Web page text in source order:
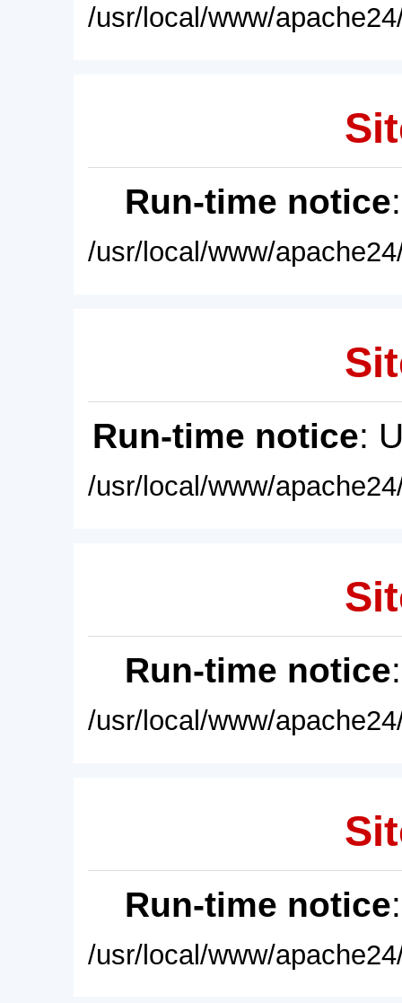
/usr/local/www/
Run-time notice
/usr/local/www/
Run-time notice:
/usr/local/www/
Run-time notice
/usr/local/www/
Run-time notice
/usr/local/www/